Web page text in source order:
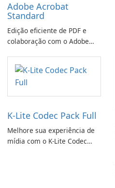
Adobe Acrobat
Standard
Edição eficiente de PDF e
colaboração com o Adobe
K-Lite Codec Pack Full
Melhore sua experiência de
mídia com o K-Lite Codec